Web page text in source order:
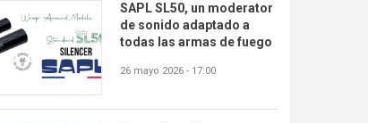
SAPL SL50, un moderator
de sonido adaptado a
todas las armas de fuego
26 mayo 2026 - 17:00